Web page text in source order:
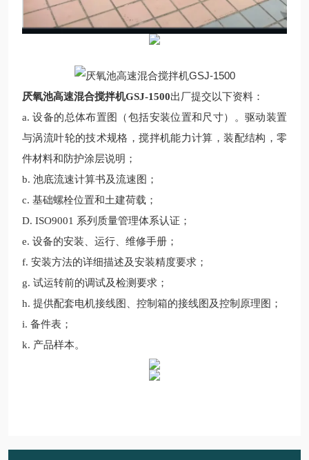
厌氧池高速混合搅拌机GSJ-1500出厂提交以下资料：
a.设备的总体布置图（包括安装位置和尺寸）。驱动装置
与涡流叶轮的技术规格，搅拌机能力计算，装配结构，零
件材料和防护涂层说明；
b. 池底流速计算书及流速图；
c. 基础螺栓位置和土建荷载；
D. ISO9001 系列质量管理体系认证；
e. 设备的安装、运行、维修手册；
f. 安装方法的详细描述及安装精度要求；
g. 试运转前的调试及检测要求；
h. 提供配套电机接线图、控制箱的接线图及控制原理图；
i. 备件表；
k. 产品样本。